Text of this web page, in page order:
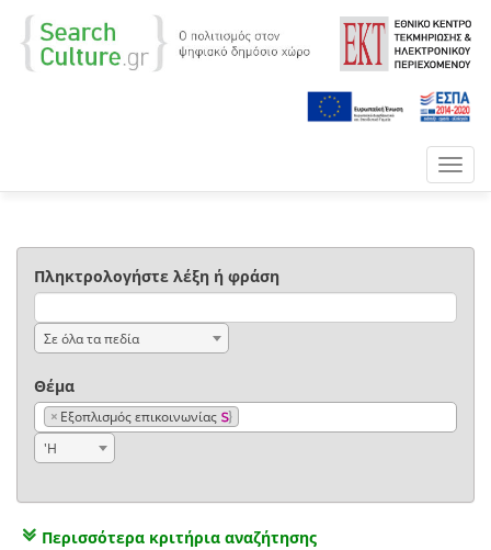
Πληκτρολογήστε λέξη ή φράση
Σε όλα τα πεδία
Θέμα
× Εξοπλισμός επικοινωνίας
'Η
Περισσότερα κριτήρια αναζήτησης